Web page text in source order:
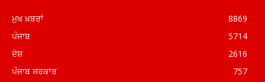
ਮੁਖ ਖ਼ਬਰਾਂ
8869
ਪੰਜਾਬ
5714
ਦੇਸ਼
2616
ਪੰਜਾਬ ਸਰਕਾਰ
757